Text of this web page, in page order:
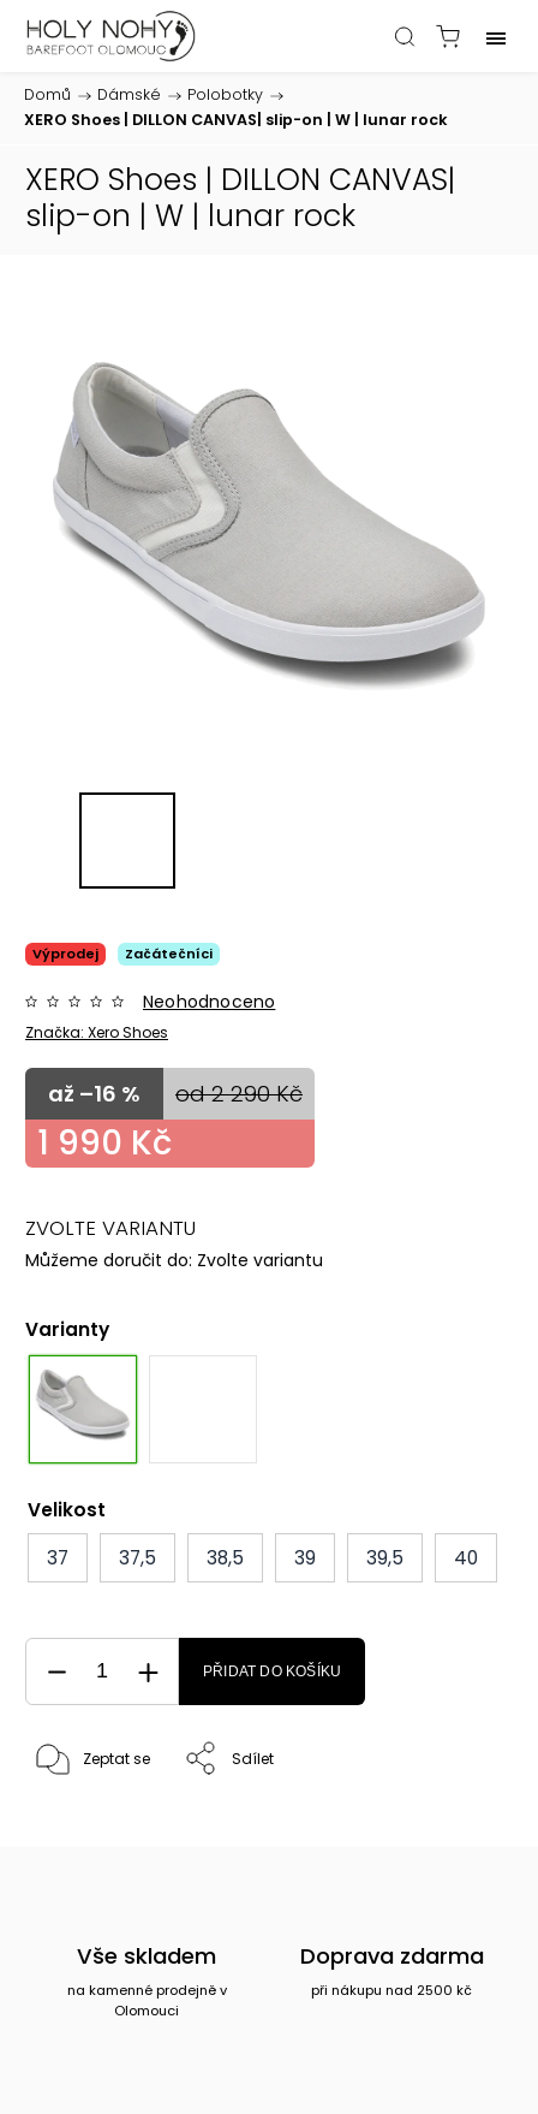
Domů / Dámské / Polobotky /
XERO Shoes | DILLON CANVAS| slip-on | W | lunar rock
XERO Shoes | DILLON CANVAS|
slip-on | W | lunar rock
Výprodej Začátečníci
Značka: Xero Shoes
Neohodnoceno
Varianty
od 2 290 Kč
až –16 %
1 990 Kč
ZVOLTE VARIANTU
Můžeme doručit do: Zvolte variantu
Velikost
37
37,5 38,5 39 39,5 40
PŘIDAT DO KOŠÍKU
Zeptat se Sdílet
Vše skladem
na kamenné prodejně v
Olomouci
Doprava zdarma
při nákupu nad 2500 kč